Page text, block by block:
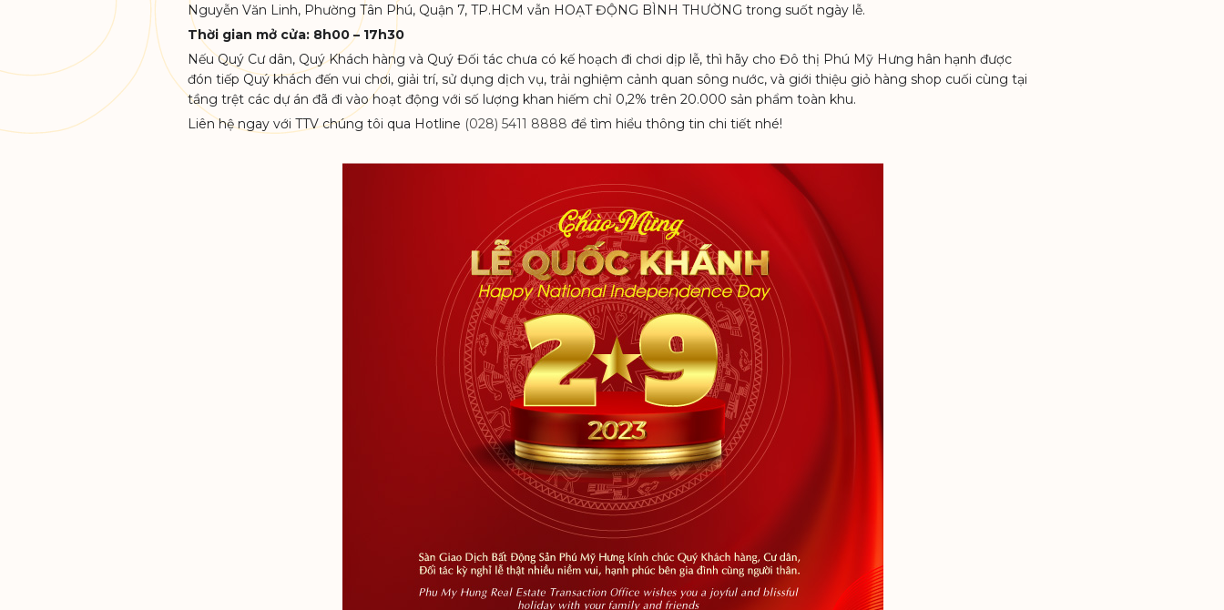
THE REGENCY
Nguyễn Văn Linh, Phường Tân Phú, Quận 7, TP.HCM vẫn HOẠT ĐỘNG BÌNH THƯỜNG trong suốt ngày lễ.
Thời gian mở cửa: 8h00 – 17h30
Nếu Quý Cư dân, Quý Khách hàng và Quý Đối tác chưa có kế hoạch đi chơi dịp lễ, thì hãy cho Đô thị Phú Mỹ Hưng hân hạnh được
đón tiếp Quý khách đến vui chơi, giải trí, sử dụng dịch vụ, trải nghiệm cảnh quan sông nước, và giới thiệu giỏ hàng shop cuối cùng tại
tầng trệt các dự án đã đi vào hoạt động với số lượng khan hiếm chỉ 0,2% trên 20.000 sản phẩm toàn khu.
Liên hệ ngay với TTV chúng tôi qua Hotline (028) 5411 8888 để tìm hiểu thông tin chi tiết nhé!